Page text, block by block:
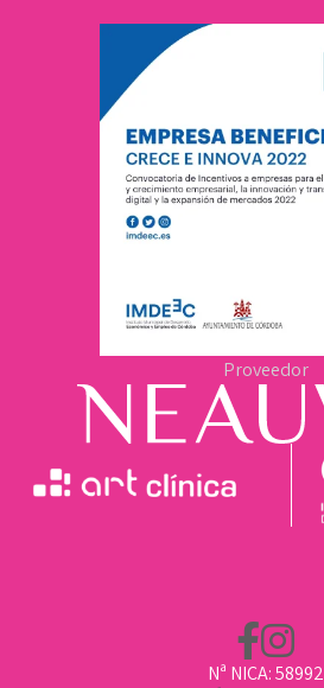
Nª NICA: 58992
Proveedor